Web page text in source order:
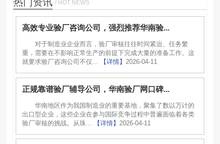
/ HOT NEWS
高效专业验厂咨询公司，强烈推荐华南验...
对于制造业企业而言，验厂审核往往时间紧迫、任务繁
重，需要在不影响正常生产的前提下完成大量的准备工作。这
就要求验厂咨询公司不仅...
【详情】 2026-04-11
正规靠谱验厂辅导公司，华南验厂网口碑...
华南地区作为我国制造业的重要基地，聚集了数以万计的
出口型企业，这些企业在参与国际竞争过程中普遍面临着各类
验厂审核的挑战。从珠...
【详情】 2026-04-11